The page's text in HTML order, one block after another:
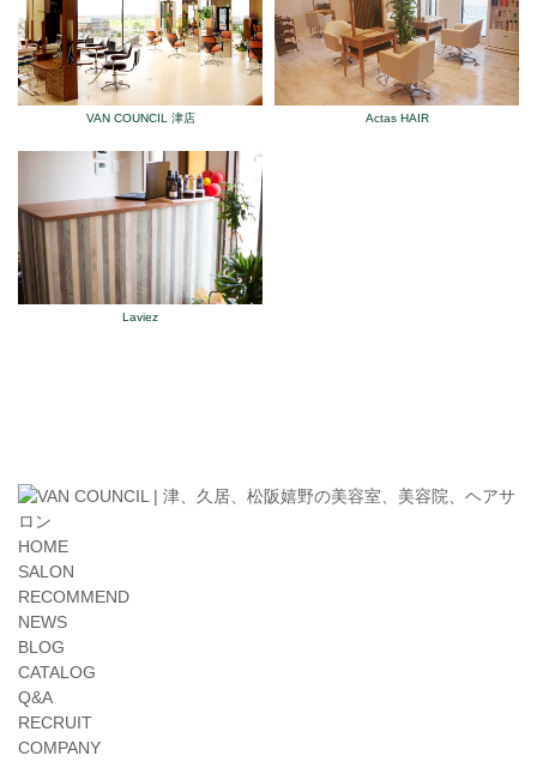
VAN COUNCIL 津店 Actas HAIR
Laviez
HOME
SALON
RECOMMEND
NEWS
BLOG
CATALOG
Q&A
RECRUIT
COMPANY